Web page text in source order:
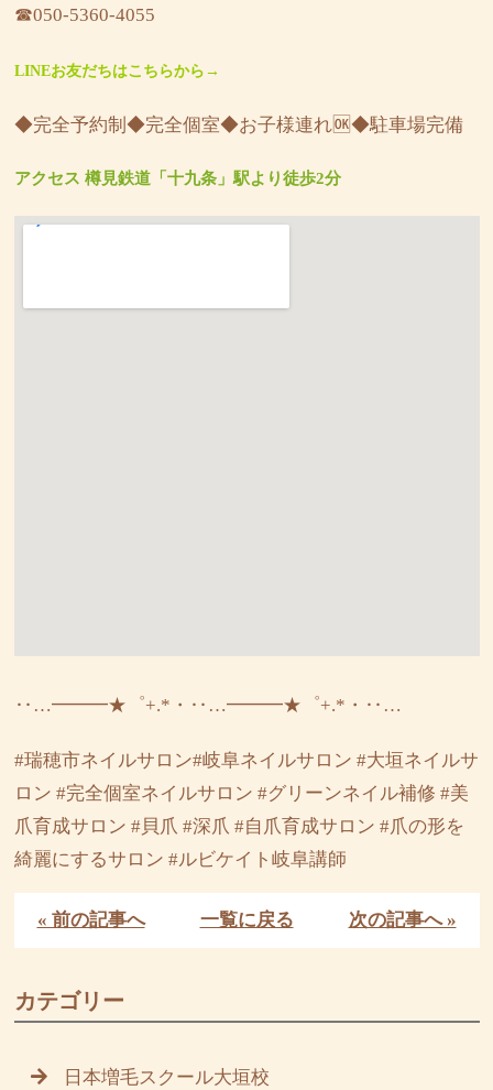
☎︎050-5360-4055
LINEお友だちはこちらから→
◆完全予約制◆完全個室◆お子様連れ🆗◆駐車場完備
アクセス 樽見鉄道「十九条」駅より徒歩2分
‥…━━━★゜+.*・‥…━━━★゜+.*・‥…
#瑞穂市ネイルサロン#岐阜ネイルサロン #大垣ネイルサ
ロン #完全個室ネイルサロン #グリーンネイル補修 #美
爪育成サロン #貝爪 #深爪 #自爪育成サロン #爪の形を
綺麗にするサロン #ルビケイト岐阜講師
« 前の記事へ 一覧に戻る 次の記事へ »
カテゴリー
日本増毛スクール大垣校